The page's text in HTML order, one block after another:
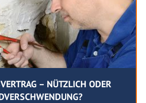
– NÜTZLICH ODER